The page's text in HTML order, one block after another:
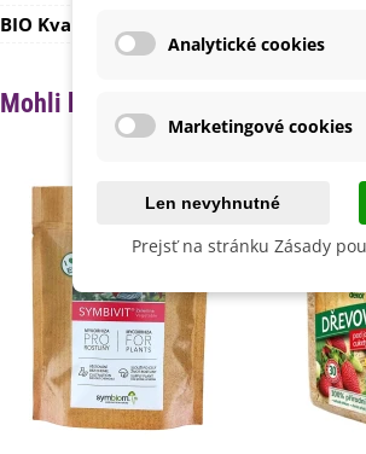
BIO Kvalita
Mohli byste ešte potrebovať
Analytické cookies
Marketingové cookies
Len nevyhnutné
Prejsť na stránku Zásady